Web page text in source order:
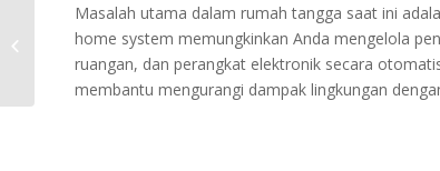
Masalah utama dalam rumah tangga saat ini
home system memungkinkan Anda mengelola
ruangan, dan perangkat elektronik secara
membantu mengurangi dampak lingkungan
Pengaruh
Greenflation Pada
Rumah di Era Modern